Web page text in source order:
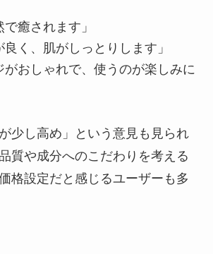
で癒されます」
良く、肌がしっとりします」
がおしゃれで、使うのが楽しみに
少し高め」という意見も見られ
質や成分へのこだわりを考える
格設定だと感じるユーザーも多